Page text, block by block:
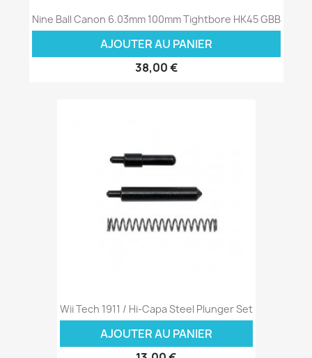
Nine Ball Canon 6.03mm 100mm Tightbore HK45 GBB
AJOUTER AU PANIER
38,00 €
Wii Tech 1911 / Hi-Capa Steel Plunger Set
AJOUTER AU PANIER